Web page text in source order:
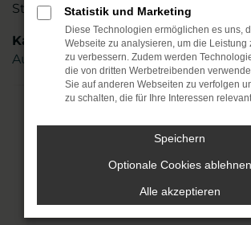
Steigen Sie ein.
Kategorie
Audi Q4 Gebrauchtwagen
Fehler: Network Error
Beim Laden ist ein Fehler
Hier sind ein paar Tipps, die
können:
Statistik und Marketing
Diese Technologien ermöglichen es uns,
Webseite zu analysieren, um die Leistung
zu verbessern. Zudem werden
die von dritten Werbetreibenden
Sie auf anderen Webseiten zu verfolgen
zu schalten, die für Ihre Interessen
Speichern
Optionale Cookies ablehnen
Alle akzeptieren